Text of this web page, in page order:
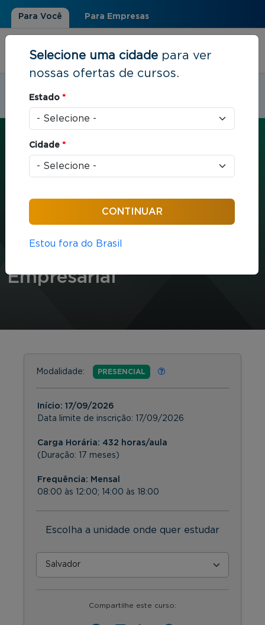
Para Você Para Empresas
Estudar em:Salvador, BA
Você está aqui
Empresarial
Modalidade: PRESENCIAL
Início: 17/09/2026
Data limite de inscrição: 17/09/2026
Carga Horária: 432 horas/aula
(Duração: 17 meses)
Frequência: Mensal
08:00 às 12:00; 14:00 às 18:00
Escolha a unidade onde quer estudar
Compartilhe este curso:
Selecione uma cidade para ver
nossas ofertas de cursos.
Estado *
Cidade *
Estou fora do Brasil